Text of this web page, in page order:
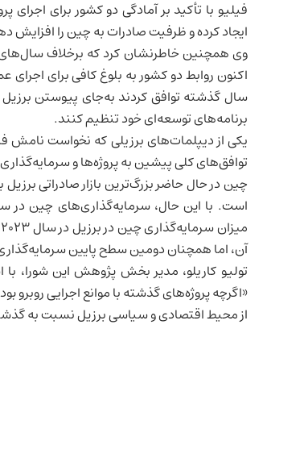
فیلیو با تأکید بر آمادگی دو کشور برای
ایجاد کرده و ظرفیت صادرات به چین را افزایش
وی همچنین خاطرنشان کرد که برخلاف سال‌های
اکنون روابط دو کشور به بلوغ کافی برای
سال گذشته توافق کردند به‌جای پیوستن برزیل
برنامه‌های توسعه‌ای خود تنظیم کنند.
یکی از دیپلمات‌های برزیلی که نخواست نامش
توافق‌های کلی پیشین به پروژه‌ها و
چین در حال حاضر بزرگ‌ترین بازار صادراتی
است. با این حال، سرمایه‌گذاری‌های چین در
آن، اما همچنان دومین سطح پایین سرمایه‌گذاری از سال
تولیو کاریلو، مدیر بخش پژوهش این شورا،
«اگرچه پروژه‌های گذشته با موانع اجرایی
از محیط اقتصادی و سیاسی برزیل نسبت به